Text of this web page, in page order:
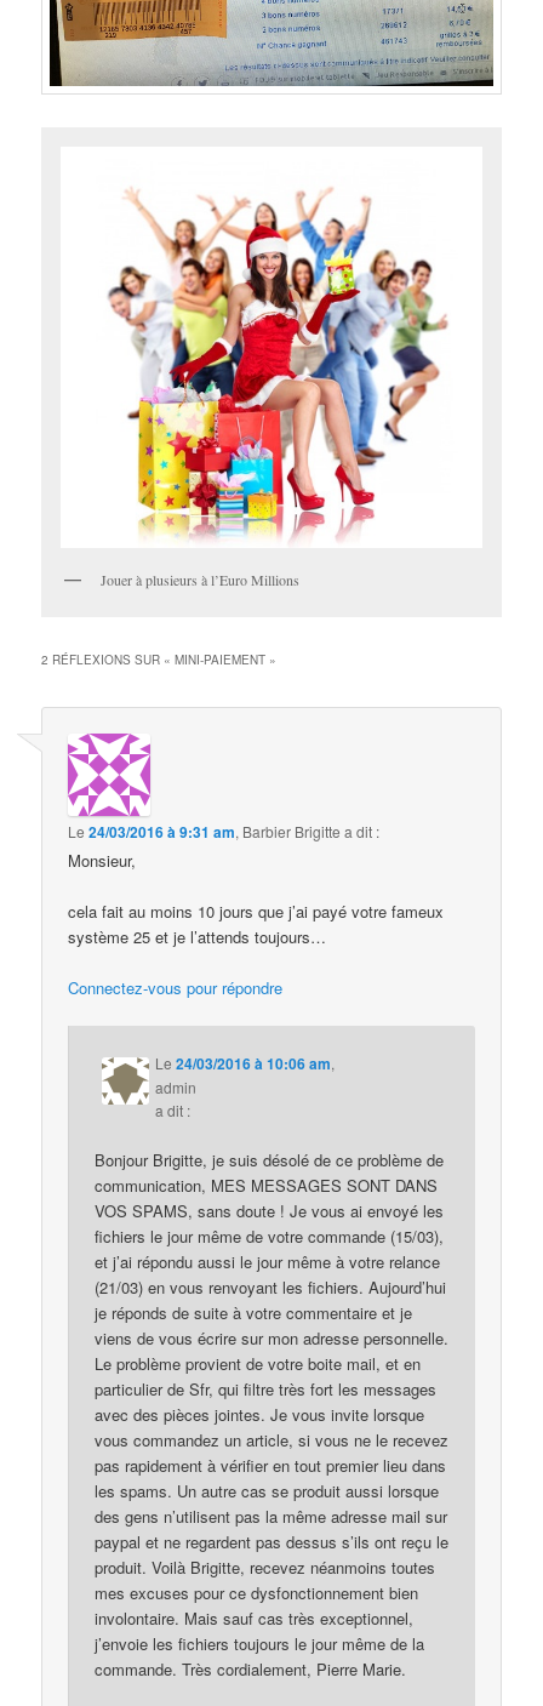
Jouer à plusieurs à l’Euro Millions
2 RÉFLEXIONS SUR «MINI-PAIEMENT »
Le24/03/2016 à 9:31 am, Barbier Brigitte a dit :
Monsieur,
cela fait au moins 10 jours que j’ai payé votre fameux
système 25 et je l’attends toujours…
Connectez-vous pour répondre
Le24/03/2016 à 10:06 am,
admin
a dit :
Bonjour Brigitte, je suis désolé de ce problème de
communication, MES MESSAGES SONT DANS
VOS SPAMS, sans doute ! Je vous ai envoyé les
fichiers le jour même de votre commande (15/03),
et j’ai répondu aussi le jour même à votre relance
(21/03) en vous renvoyant les fichiers. Aujourd’hui
je réponds de suite à votre commentaire et je
viens de vous écrire sur mon adresse personnelle.
Le problème provient de votre boite mail, et en
particulier de Sfr, qui filtre très fort les messages
avec des pièces jointes. Je vous invite lorsque
vous commandez un article, si vous ne le recevez
pas rapidement à vérifier en tout premier lieu dans
les spams. Un autre cas se produit aussi lorsque
des gens n’utilisent pas la même adresse mail sur
paypal et ne regardent pas dessus s’ils ont reçu le
produit. Voilà Brigitte, recevez néanmoins toutes
mes excuses pour ce dysfonctionnement bien
involontaire. Mais sauf cas très exceptionnel,
j’envoie les fichiers toujours le jour même de la
commande. Très cordialement, Pierre Marie.